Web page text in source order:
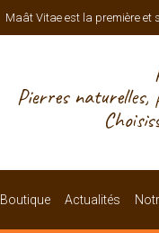
Maât Vitae est la première et
Pierres naturelles,
Boutique Actualités